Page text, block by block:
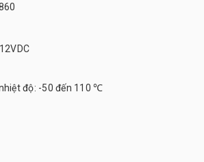
độ: -50 đến 110 ℃